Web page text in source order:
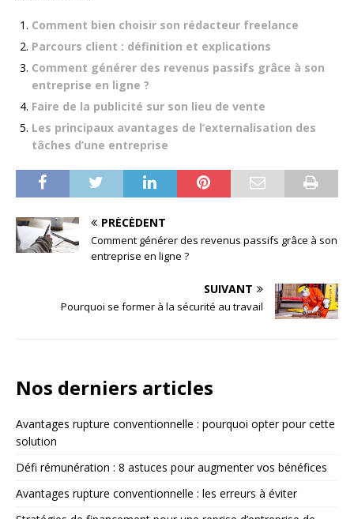
Comment bien choisir son rédacteur freelance
Parcours client : définition et explications
Comment générer des revenus passifs grâce à son
entreprise en ligne ?
Faire de la publicité sur son lieu de vente
Les principaux avantages de l’externalisation des
tâches d’une entreprise
PRÉCÉDENT
Comment générer des revenus passifs grâce à son
entreprise en ligne ?
SUIVANT
Pourquoi se former à la sécurité au travail
Nos derniers articles
Avantages rupture conventionnelle : pourquoi opter pour cette
solution
Défi rémunération : 8 astuces pour augmenter vos bénéfices
Avantages rupture conventionnelle : les erreurs à éviter